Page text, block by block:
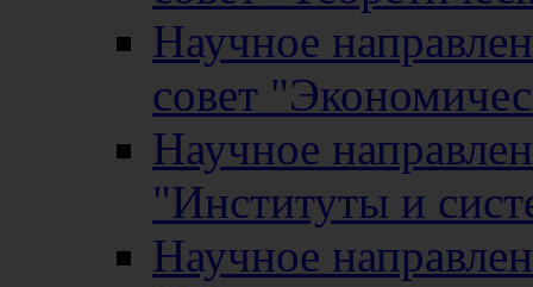
Научное
совет
Научное
"Институты и
Научное